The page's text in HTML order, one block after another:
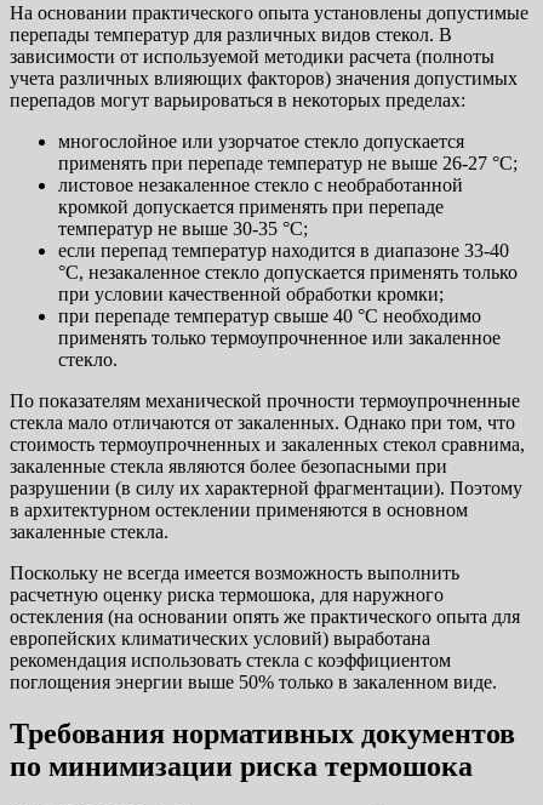
На основании практического опыта установлены допустимые
перепады температур для различных видов стекол. В
зависимости от используемой методики расчета (полноты
учета различных влияющих факторов) значения допустимых
перепадов могут варьироваться в некоторых пределах:
многослойное или узорчатое стекло допускается
применять при перепаде температур не выше 26-27 °C;
листовое незакаленное стекло с необработанной
кромкой допускается применять при перепаде
температур не выше 30-35 °C;
если перепад температур находится в диапазоне 33-40
°C, незакаленное стекло допускается применять только
при условии качественной обработки кромки;
при перепаде температур свыше 40 °C необходимо
применять только термоупрочненное или закаленное
стекло.
По показателям механической прочности термоупрочненные
стекла мало отличаются от закаленных. Однако при том, что
стоимость термоупрочненных и закаленных стекол сравнима,
закаленные стекла являются более безопасными при
разрушении (в силу их характерной фрагментации). Поэтому
в архитектурном остеклении применяются в основном
закаленные стекла.
Поскольку не всегда имеется возможность выполнить
расчетную оценку риска термошока, для наружного
остекления (на основании опять же практического опыта для
европейских климатических условий) выработана
рекомендация использовать стекла с коэффициентом
поглощения энергии выше 50% только в закаленном виде.
Требования нормативных документов
по минимизации риска термошока